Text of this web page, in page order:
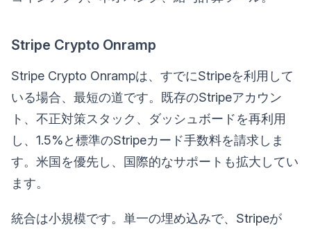
Stripe Crypto Onramp
Stripe Crypto Onrampは、すでにStripeを利用して
いる場合、最短の道です。既存のStripeアカウン
ト、不正対策スタック、ダッシュボードを再利用
し、1.5%と標準のStripeカード手数料を請求しま
す。米国を優先し、国際的なサポートも拡大してい
ます。
統合は小規模です。単一の埋め込みで、Stripeが